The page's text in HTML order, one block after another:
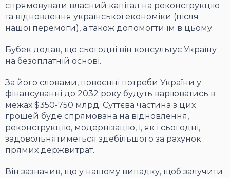
спрямовувати власний капітал на реконструкцію
та відновлення української економіки (після
нашої перемоги), а також допомогти їм в цьому.
Бубек додав, що сьогодні він консультує Україну
на безоплатній основі.
За його словами, повоєнні потреби України у
фінансуванні до 2032 року будуть варіюватись в
межах $350-750 млрд. Суттєва частина з цих
грошей буде спрямована на відновлення,
реконструкцію, модернізацію, і, як і сьогодні,
задовольнятиметься здебільшого за рахунок
прямих держвитрат.
Він зазначив, що у нашому випадку, щоб залучити